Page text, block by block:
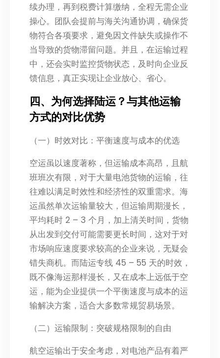
续办理，再到税费计算缴纳，全程无需企业
操心。团队会提前与海关沟通协调，确保货
物符合各项要求，避免因文件缺失或操作不
当导致的货物滞留问题。并且，在运输过程
中，还会实时监控货物状态，及时向企业反
馈信息，真正实现让企业放心、省心。​
四、为何选择陆运？与其他运输
方式的对比优势​
（一）时效对比：平衡速度与成本的优选​
空运虽以速度著称，但运输成本高昂，且航
班班次有限，对于大量电池货物的运输，往
往难以满足时效性和经济性的双重需求。海
运虽然单次运输量较大，但运输周期漫长，
平均耗时 2 – 3 个月，加上清关时间，货物
从出发到交付可能需要更长时间，这对于对
市场响应速度要求较高的企业来说，无疑会
错失商机。而陆运专线 45 – 55 天的时效，
既不像海运那样漫长，又在成本上远低于空
运，能为企业提供一个平衡速度与成本的运
输解决方案，适合大多数常规贸易场景。​
（二）运输限制：突破规格限制的自由​
航空运输出于安全考虑，对电池产品有着严